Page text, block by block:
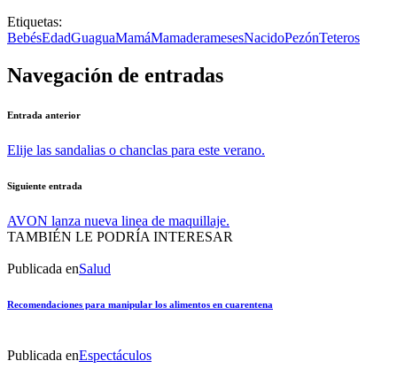
Etiquetas:
BebésEdadGuaguaMamáMamaderamesesNacidoPezónTeteros
Navegación de entradas
Entrada anterior
Elije las sandalias o chanclas para este verano.
Siguiente entrada
AVON lanza nueva linea de maquillaje.
TAMBIÉN LE PODRÍA INTERESAR
Publicada enSalud
Recomendaciones para manipular los alimentos en cuarentena
Publicada enEspectáculos